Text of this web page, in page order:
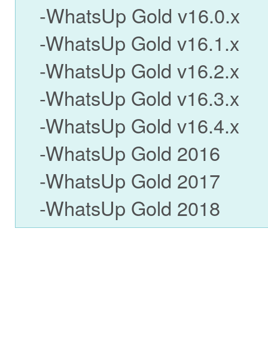
-WhatsUp Gold v16.0.x
-WhatsUp Gold v16.1.x
-WhatsUp Gold v16.2.x
-WhatsUp Gold v16.3.x
-WhatsUp Gold v16.4.x
-WhatsUp Gold 2016
-WhatsUp Gold 2017
-WhatsUp Gold 2018